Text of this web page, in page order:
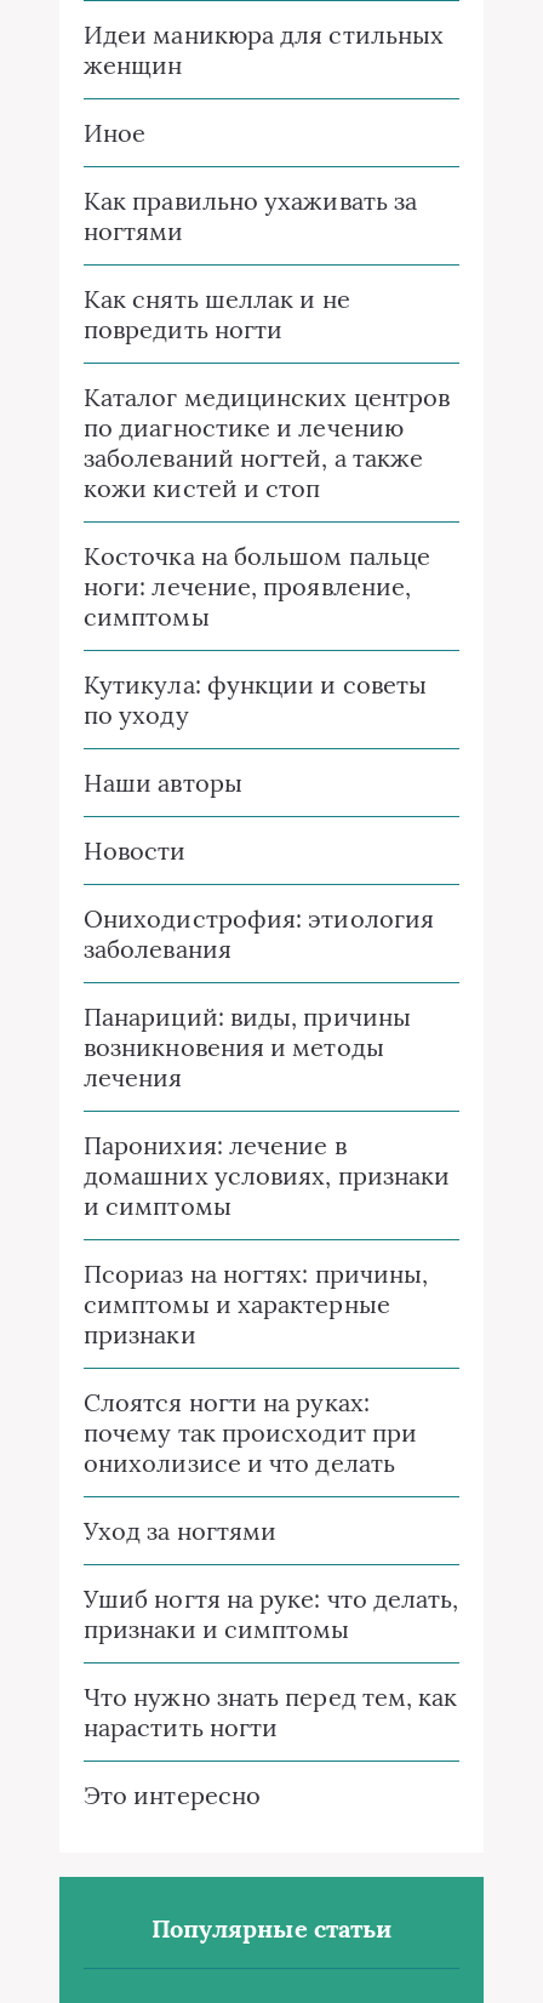
Идеи маникюра для стильных
женщин
Иное
Как правильно ухаживать за
ногтями
Как снять шеллак и не
повредить ногти
Каталог медицинских центров
по диагностике и лечению
заболеваний ногтей, а также
кожи кистей и стоп
Косточка на большом пальце
ноги: лечение, проявление,
симптомы
Кутикула: функции и советы
по уходу
Наши авторы
Новости
Ониходистрофия: этиология
заболевания
Панариций: виды, причины
возникновения и методы
лечения
Паронихия: лечение в
домашних условиях, признаки
и симптомы
Псориаз на ногтях: причины,
симптомы и характерные
признаки
Слоятся ногти на руках:
почему так происходит при
онихолизисе и что делать
Уход за ногтями
Ушиб ногтя на руке: что делать,
признаки и симптомы
Что нужно знать перед тем, как
нарастить ногти
Это интересно
Популярные статьи